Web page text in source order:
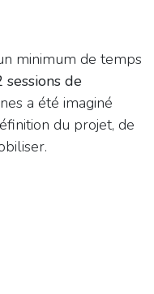
minimum de temps
sessions de
a été imaginé
du projet, de